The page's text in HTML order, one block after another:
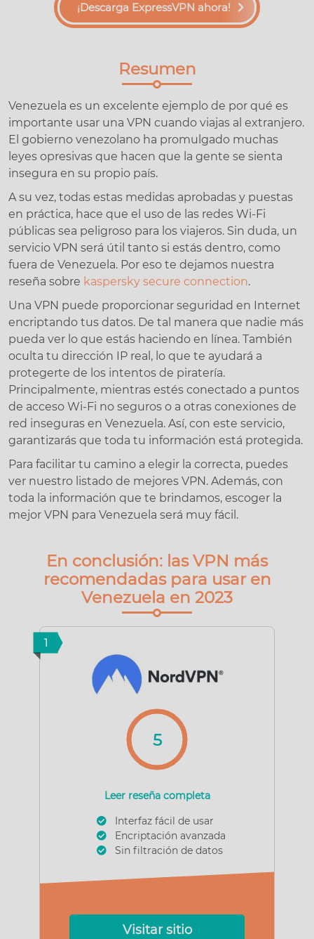
¡Descarga ExpressVPN ahora!
Resumen
Venezuela es un excelente ejemplo de por qué es
importante usar una VPN cuando viajas al extranjero.
El gobierno venezolano ha promulgado muchas
leyes opresivas que hacen que la gente se sienta
insegura en su propio país.
A su vez, todas estas medidas aprobadas y puestas
en práctica, hace que el uso de las redes Wi-Fi
públicas sea peligroso para los viajeros. Sin duda, un
servicio VPN será útil tanto si estás dentro, como
fuera de Venezuela. Por eso te dejamos nuestra
reseña sobre kaspersky secure connection.
Una VPN puede proporcionar seguridad en Internet
encriptando tus datos. De tal manera que nadie más
pueda ver lo que estás haciendo en línea. También
oculta tu dirección IP real, lo que te ayudará a
protegerte de los intentos de piratería.
Principalmente, mientras estés conectado a puntos
de acceso Wi-Fi no seguros o a otras conexiones de
red inseguras en Venezuela. Así, con este servicio,
garantizarás que toda tu información está protegida.
Para facilitar tu camino a elegir la correcta, puedes
ver nuestro listado de mejores VPN. Además, con
toda la información que te brindamos, escoger la
mejor VPN para Venezuela será muy fácil.
En conclusión: las VPN más
recomendadas para usar en
Venezuela en 2023
1
5
Leer reseña completa
Interfaz fácil de usar
Encriptación avanzada
Sin filtración de datos
Visitar sitio